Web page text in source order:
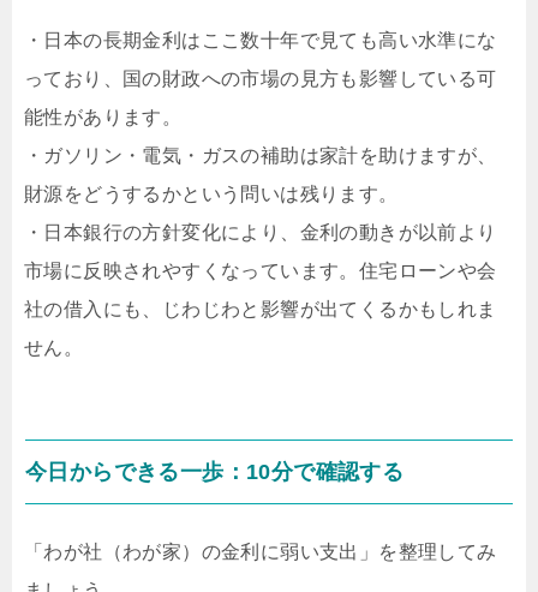
・日本の長期金利はここ数十年で見ても高い水準にな
っており、国の財政への市場の見方も影響している可
能性があります。
・ガソリン・電気・ガスの補助は家計を助けますが、
財源をどうするかという問いは残ります。
・日本銀行の方針変化により、金利の動きが以前より
市場に反映されやすくなっています。住宅ローンや会
社の借入にも、じわじわと影響が出てくるかもしれま
せん。
今日からできる一歩：10分で確認する
「わが社（わが家）の金利に弱い支出」を整理してみ